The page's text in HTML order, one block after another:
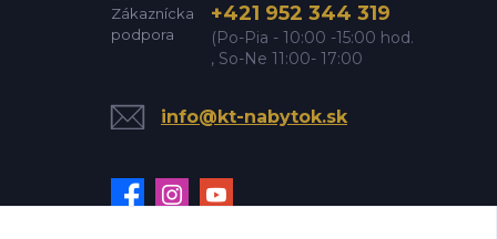
+421 952 344 319
(Po-Pia - 10:00 -15:00 hod.
, So-Ne 11:00- 17:00
info@kt-nabytok.sk